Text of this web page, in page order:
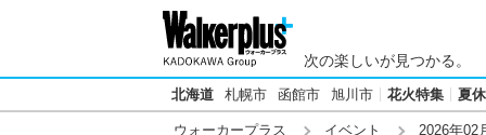
次の楽しいが見つかる。
北海道 札幌市 函館市 旭川市 花火特集 夏
ウォーカープラス イベント 2026年02